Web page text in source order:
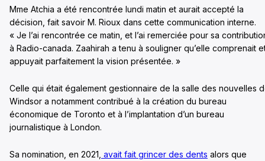
Mme Atchia a été rencontrée lundi matin et aurait accepté la
décision, fait savoir M. Rioux dans cette communication interne.
« Je l’ai rencontrée ce matin, et l’ai remerciée pour sa
à Radio-canada. Zaahirah a tenu à souligner qu’elle comprenait
appuyait parfaitement la vision présentée. »
Celle qui était également gestionnaire de la salle des nouvelles
Windsor a notamment contribué à la création du bureau
économique de Toronto et à l’implantation d’un bureau
journalistique à London.
Sa nomination, en 2021, avait fait grincer des dents alors que